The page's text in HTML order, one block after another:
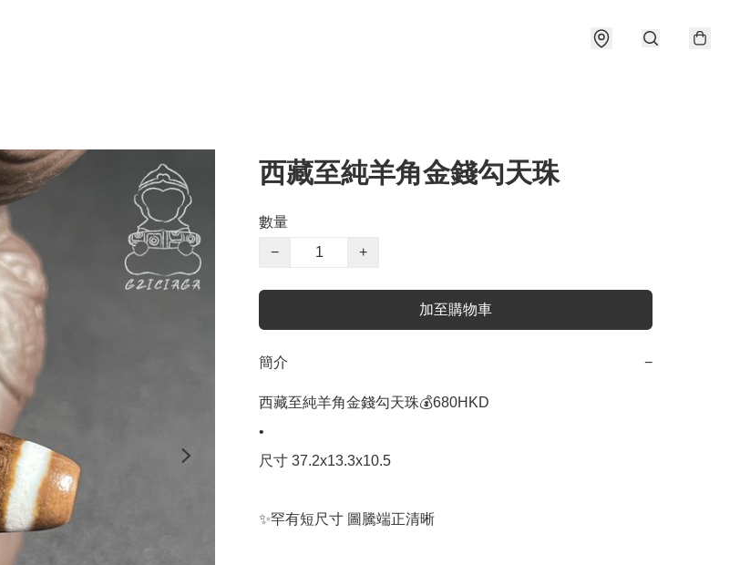
西藏至純羊角金錢勾天珠
數量
−
+
加至購物車
簡介 −
西藏至純羊角金錢勾天珠💰680HKD
•
尺寸 37.2x13.3x10.5
✨罕有短尺寸 圖騰端正清晰